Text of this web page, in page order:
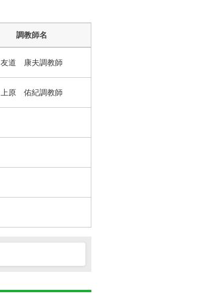
調教師名
友道 康夫調教師
上原 佑紀調教師